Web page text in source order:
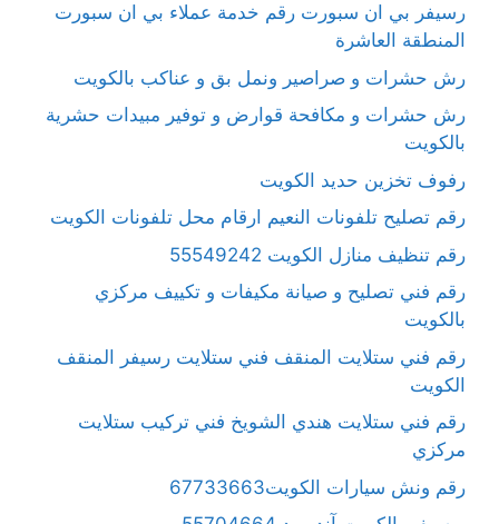
رسيفر بي ان سبورت رقم خدمة عملاء بي ان سبورت
المنطقة العاشرة
رش حشرات و صراصير ونمل بق و عناكب بالكويت
رش حشرات و مكافحة قوارض و توفير مبيدات حشرية
بالكويت
رفوف تخزين حديد الكويت
رقم تصليح تلفونات النعيم ارقام محل تلفونات الكويت
رقم تنظيف منازل الكويت 55549242
رقم فني تصليح و صيانة مكيفات و تكييف مركزي
بالكويت
رقم فني ستلايت المنقف فني ستلايت رسيفر المنقف
الكويت
رقم فني ستلايت هندي الشويخ فني تركيب ستلايت
مركزي
رقم ونش سيارات الكويت67733663